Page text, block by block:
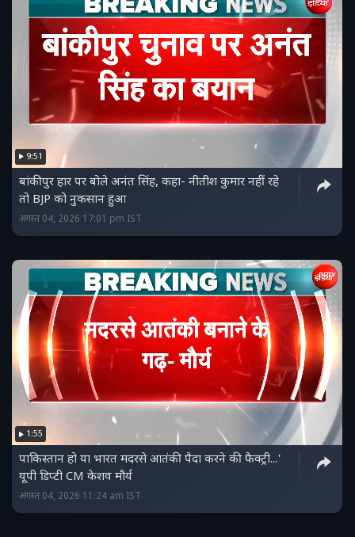
9:51
बांकीपुर हार पर बोले अनंत सिंह, कहा- नीतीश कुमार नहीं रहे
तो BJP को नुकसान हुआ
अगस्त 04, 2026 17:01 pm IST
1:55
पाकिस्‍तान हो या भारत मदरसे आतंकी पैदा करने की फैक्ट्री...'
यूपी डिप्‍टी CM केशव मौर्य
अगस्त 04, 2026 11:24 am IST